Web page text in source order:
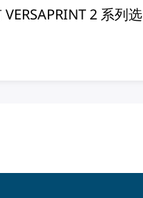
2 系列选